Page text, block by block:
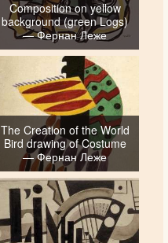
Composition on yellow
background (green Logs)
— Фернан Леже
The Creation of the World
Bird drawing of Costume
— Фернан Леже